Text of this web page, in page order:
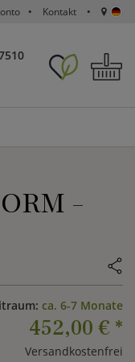
Kontakt
-
ca. 6-7 Monate
452,00 € *
Versandkostenfrei